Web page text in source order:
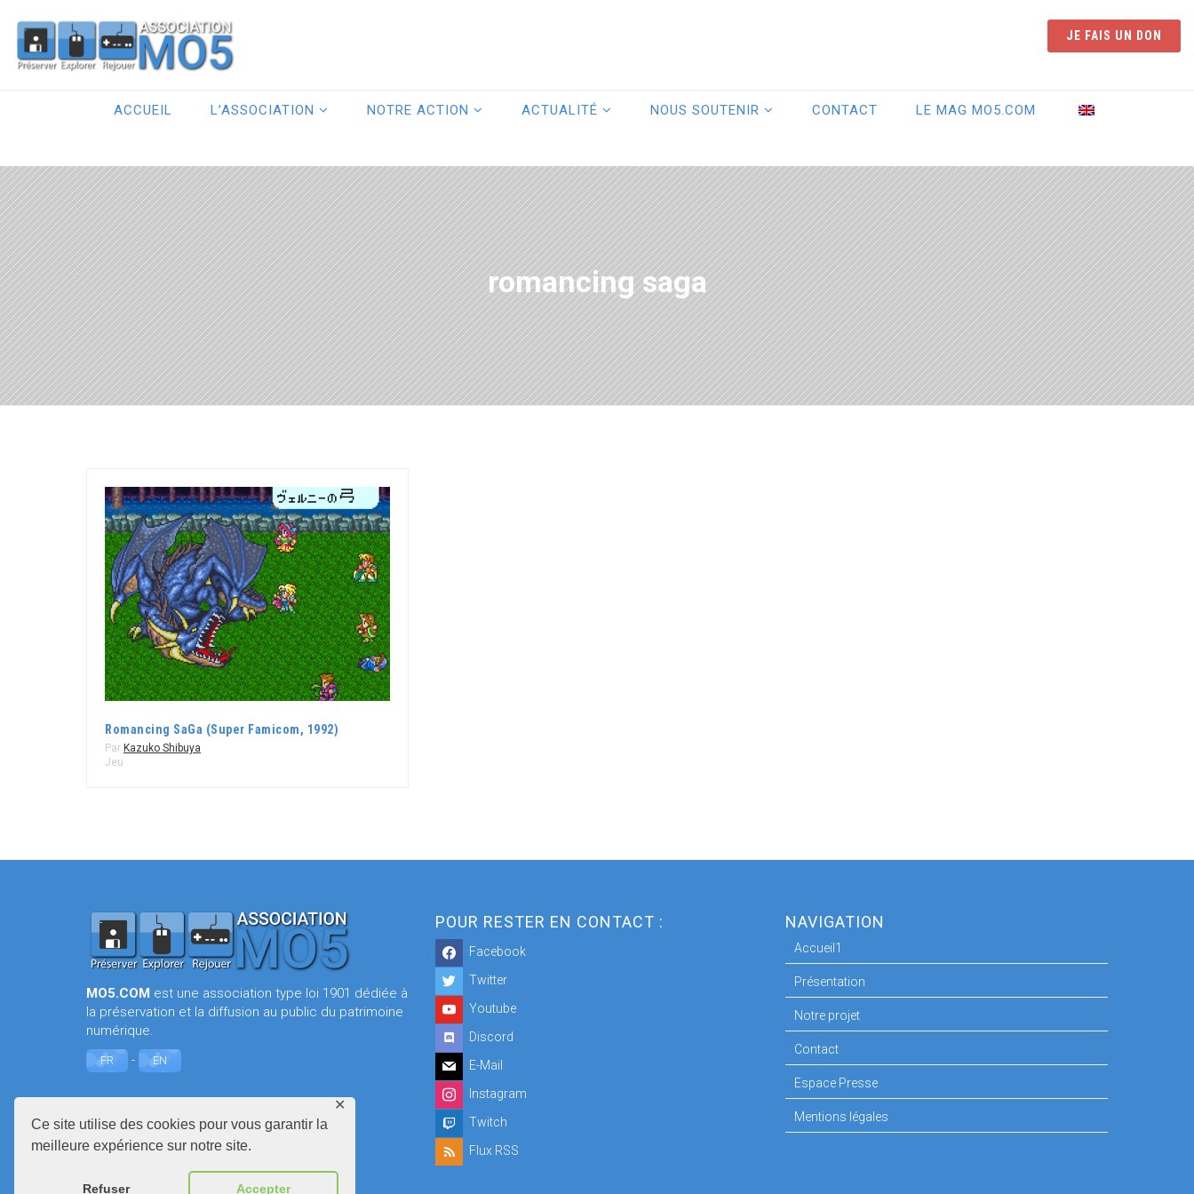
Ce site utilise des cookies pour vous garantir la
meilleure expérience sur notre site.
Refuser Accepter
✕
JE FAIS UN DON
ACCUEIL L’ASSOCIATION NOTRE ACTION ACTUALITÉ NOUS SOUTENIR CONTACT LE MAG MO5.COM
romancing saga
Romancing SaGa (Super Famicom, 1992)
Par Kazuko Shibuya
Jeu
MO5.COM est une association type loi 1901 dédiée à
la préservation et la diffusion au public du patrimoine
numérique.
FR - EN
POUR RESTER EN CONTACT :
Facebook
Twitter
Youtube
Discord
E-Mail
Instagram
Twitch
Flux RSS
NAVIGATION
Accueil1
Présentation
Notre projet
Contact
Espace Presse
Mentions légales